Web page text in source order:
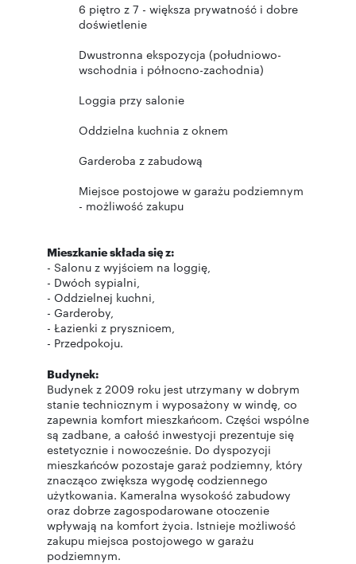
6 piętro z 7 - większa prywatność i dobre
doświetlenie
Dwustronna ekspozycja (południowo-
wschodnia i północno-zachodnia)
Loggia przy salonie
Oddzielna kuchnia z oknem
Garderoba z zabudową
Miejsce postojowe w garażu podziemnym
- możliwość zakupu
Mieszkanie składa się z:
- Salonu z wyjściem na loggię,
- Dwóch sypialni,
- Oddzielnej kuchni,
- Garderoby,
- Łazienki z prysznicem,
- Przedpokoju.
Budynek:
Budynek z 2009 roku jest utrzymany w dobrym
stanie technicznym i wyposażony w windę, co
zapewnia komfort mieszkańcom. Części wspólne
są zadbane, a całość inwestycji prezentuje się
estetycznie i nowocześnie. Do dyspozycji
mieszkańców pozostaje garaż podziemny, który
znacząco zwiększa wygodę codziennego
użytkowania. Kameralna wysokość zabudowy
oraz dobrze zagospodarowane otoczenie
wpływają na komfort życia. Istnieje możliwość
zakupu miejsca postojowego w garażu
podziemnym.